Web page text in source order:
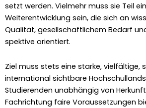
set­zt wer­den. Vielmehr muss sie Teil
Weit­er­en­twick­lung sein, die sich an
Qual­ität, gesellschaftlichem Bedarf
spek­tive ori­en­tiert.
Ziel muss stets eine starke, vielfältige,
inter­na­tion­al sicht­bare
Studieren­den unab­hängig von
Fachrich­tung faire Voraus­set­zun­gen